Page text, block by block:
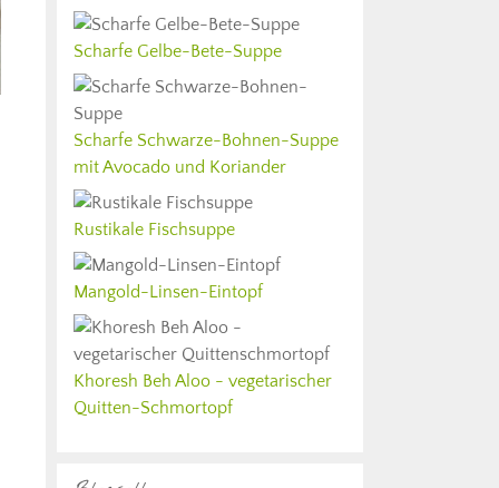
Scharfe Gelbe-Bete-Suppe
Scharfe Schwarze-Bohnen-Suppe
mit Avocado und Koriander
Rustikale Fischsuppe
Mangold-Linsen-Eintopf
Khoresh Beh Aloo - vegetarischer
Quitten-Schmortopf